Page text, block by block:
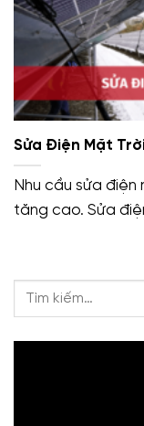
Sửa Điện Mặt
Nhu cầu sửa
tăng cao. Sửa